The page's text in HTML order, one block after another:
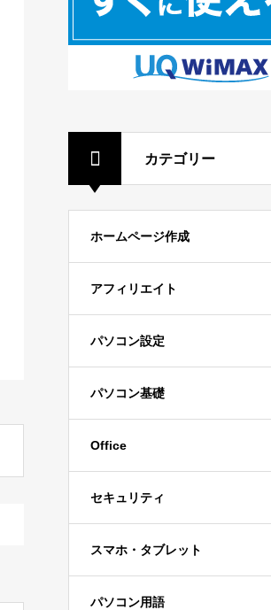
カテゴリー
ホームページ作成
アフィリエイト
パソコン設定
パソコン基礎
Office
セキュリティ
スマホ・タブレット
パソコン用語